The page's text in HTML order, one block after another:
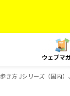
ウェブマ
き方 Jシリーズ（国内